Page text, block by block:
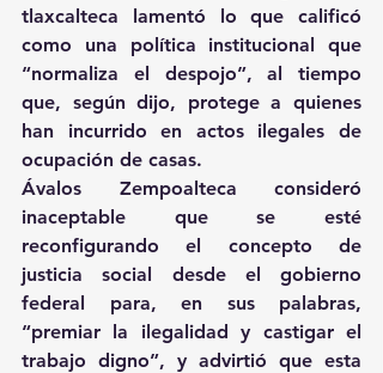
tlaxcalteca lamentó lo que calificó
como una política institucional que
“normaliza el despojo”, al tiempo
que, según dijo, protege a quienes
han incurrido en actos ilegales de
ocupación de casas.
Ávalos Zempoalteca consideró
inaceptable que se esté
reconfigurando el concepto de
justicia social desde el gobierno
federal para, en sus palabras,
“premiar la ilegalidad y castigar el
trabajo digno”, y advirtió que esta